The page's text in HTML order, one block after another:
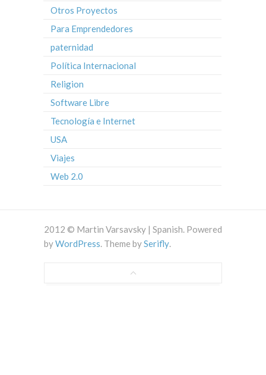
Otros Proyectos
Para Emprendedores
paternidad
Política Internacional
Religion
Software Libre
Tecnología e Internet
USA
Viajes
Web 2.0
2012 © Martin Varsavsky | Spanish. Powered
byWordPress. Theme bySerifly.